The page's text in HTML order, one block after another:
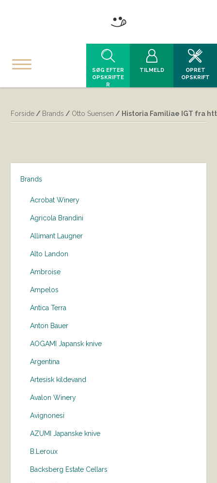
SØG EFTER
OPSKRIFTE
R
TILMELD
OPRET
OPSKRIFT
Forside / Brands / Otto Suensen / Historia Familiae IGT fra
Brands
Acrobat Winery
Agricola Brandini
Allimant Laugner
Alto Landon
Ambroise
Ampelos
Antica Terra
Anton Bauer
AOGAMI Japansk knive
Argentina
Artesisk kildevand
Avalon Winery
Avignonesi
AZUMI Japanske knive
B.Leroux
Backsberg Estate Cellars